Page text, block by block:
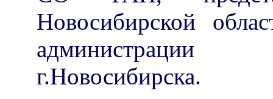
Новосибирской
г.Новосибирска.